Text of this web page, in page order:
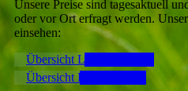
Unsere Preise sind tagesaktuell
oder vor Ort erfragt werden.
einsehen:
Übersicht Lammfleisch
Übersicht Rindfleisch